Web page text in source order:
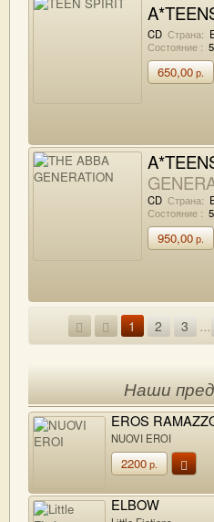
CD Страна:
Состояние :
650,00р.
CD Страна:
Состояние :
950,00р.
1 2 3 ...
Наши
EROS
NUOVI EROI
2200р.
ELBOW